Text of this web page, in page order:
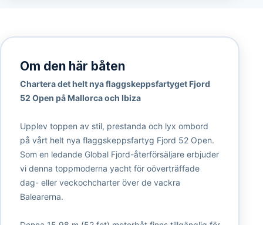
Om den här båten
Chartera det helt nya flaggskeppsfartyget Fjord
52 Open på Mallorca och Ibiza
Upplev toppen av stil, prestanda och lyx ombord
på vårt helt nya flaggskeppsfartyg Fjord 52 Open.
Som en ledande Global Fjord-återförsäljare erbjuder
vi denna toppmoderna yacht för oöverträffade
dag- eller veckochcharter över de vackra
Balearerna.